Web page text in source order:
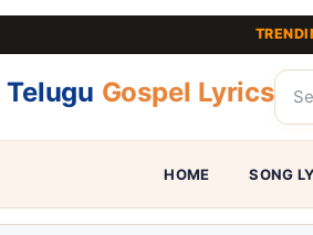
Telugu Gospel Lyrics
HOME SONG